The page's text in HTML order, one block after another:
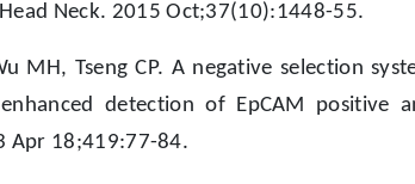
Neck. 2015 Oct;37(10):1448-55.
MH, Tseng CP. A negative selection
detection of EpCAM positive
Apr 18;419:77-84.